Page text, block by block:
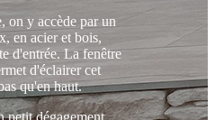
on y accède par un
en acier et bois,
d'entrée. La fenêtre
d'éclairer cet
qu'en haut.